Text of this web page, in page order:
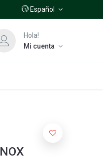
Español
Hola!
Mi cuenta